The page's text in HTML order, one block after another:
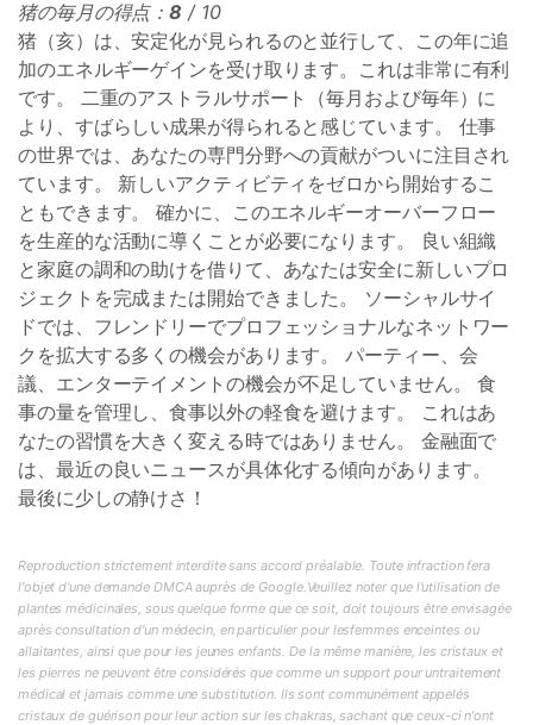
猪の毎月の得点：8 / 10
猪（亥）は、安定化が見られるのと並行して、この年に追
加のエネルギーゲインを受け取ります。これは非常に有利
です。 二重のアストラルサポート（毎月および毎年）に
より、すばらしい成果が得られると感じています。 仕事
の世界では、あなたの専門分野への貢献がついに注目され
ています。 新しいアクティビティをゼロから開始するこ
ともできます。 確かに、このエネルギーオーバーフロー
を生産的な活動に導くことが必要になります。 良い組織
と家庭の調和の助けを借りて、あなたは安全に新しいプロ
ジェクトを完成または開始できました。 ソーシャルサイ
ドでは、フレンドリーでプロフェッショナルなネットワー
クを拡大する多くの機会があります。 パーティー、会
議、エンターテイメントの機会が不足していません。 食
事の量を管理し、食事以外の軽食を避けます。 これはあ
なたの習慣を大きく変える時ではありません。 金融面で
は、最近の良いニュースが具体化する傾向があります。
最後に少しの静けさ！
Reproduction strictement interdite sans accord préalable. Toute infraction fera
l'objet d'une demande DMCA auprès de Google.Veuillez noter que l'utilisation de
plantes médicinales, sous quelque forme que ce soit, doit toujours être envisagée
après consultation d'un médecin, en particulier pour lesfemmes enceintes ou
allaitantes, ainsi que pour les jeunes enfants. De la même manière, les cristaux et
les pierres ne peuvent être considérés que comme un support pour untraitement
médical et jamais comme une substitution. Ils sont communément appelés
cristaux de guérison pour leur action sur les chakras, sachant que ceux-ci n'ont